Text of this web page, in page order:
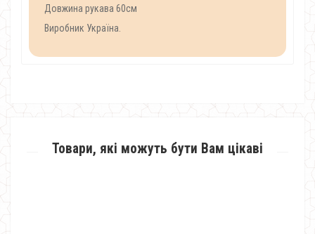
Довжина рукава 60см
Виробник Україна.
Товари, які можуть бути Вам цікаві